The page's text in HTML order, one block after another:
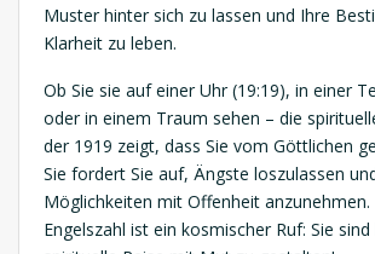
Muster hinter sich zu lassen und Ihre
Klarheit zu leben.
Ob Sie sie auf einer Uhr (19:19), in einer
oder in einem Traum sehen – die
der 1919 zeigt, dass Sie vom Göttlichen
Sie fordert Sie auf, Ängste loszulassen
Möglichkeiten mit Offenheit anzunehmen.
Engelszahl ist ein kosmischer Ruf: Sie